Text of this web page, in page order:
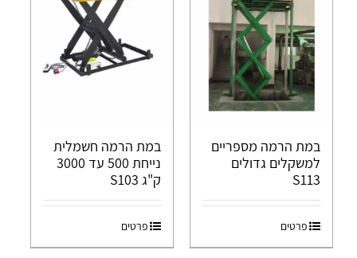
במת הרמה מספריים
למשקלים גדולים
S113
פרטים
במת הרמה חשמלית
נייחת 500 עד 3000
ק"ג S103
פרטים